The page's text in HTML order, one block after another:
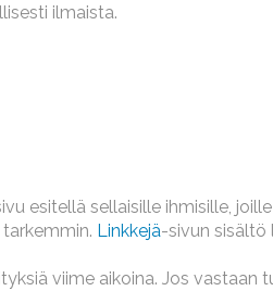
ilmaista.
esitellä sellaisille ihmisille,
Linkkejä-sivun sisältö
viime aikoina. Jos